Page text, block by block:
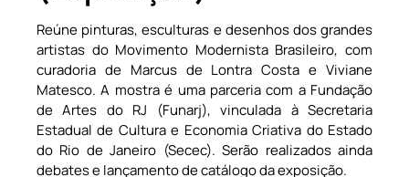
Reúne pinturas, esculturas e desenhos dos grandes
artistas do Movimento Modernista Brasileiro, com
curadoria de Marcus de Lontra Costa e Viviane
Matesco. A mostra é uma parceria com a Fundação
de Artes do RJ (Funarj), vinculada à Secretaria
Estadual de Cultura e Economia Criativa do Estado
do Rio de Janeiro (Secec). Serão realizados ainda
debates e lançamento de catálogo da exposição.